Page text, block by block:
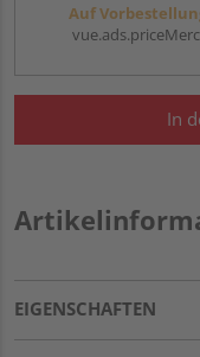
Auf
In
EIGENSCHAFTEN